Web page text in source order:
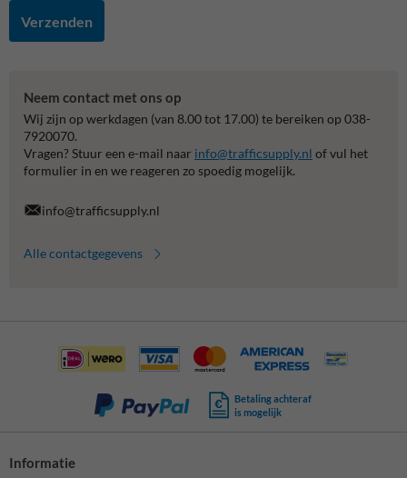
Verzenden
Neem contact met ons op
Wij zijn op werkdagen (van 8.00 tot 17.00) te bereiken op 038-
7920070.
Vragen? Stuur een e-mail naar info@trafficsupply.nl of vul het
formulier in en we reageren zo spoedig mogelijk.
info@trafficsupply.nl
Alle contactgegevens
Betaling achteraf
is mogelijk
Informatie